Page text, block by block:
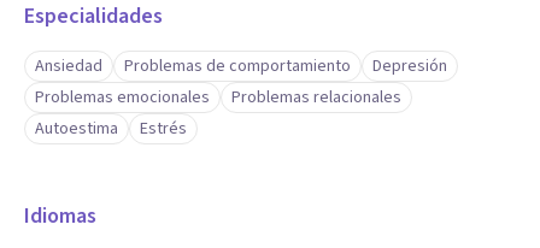
Especialidades
Ansiedad Problemas de comportamiento
Depresión
Problemas emocionales
Problemas relacionales
Autoestima
Estrés
Idiomas